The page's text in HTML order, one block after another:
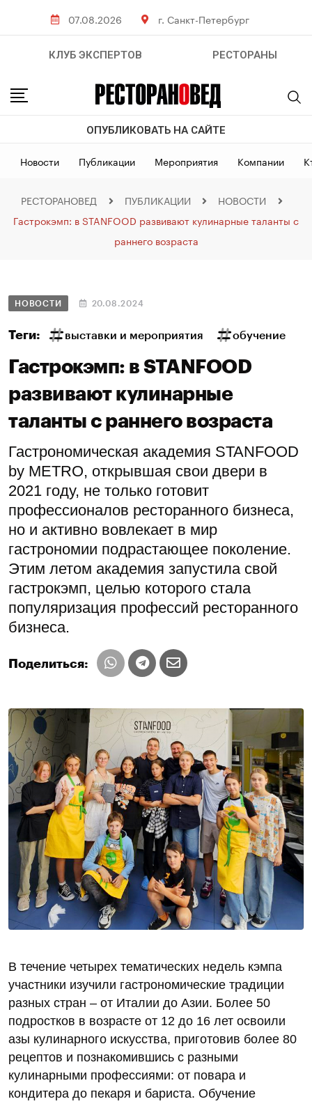
07.08.2026 г. Санкт-Петербург
КЛУБ ЭКСПЕРТОВ РЕСТОРАНЫ
ОПУБЛИКОВАТЬ НА САЙТЕ
Новости Публикации Мероприятия Компании
РЕСТОРАНОВЕД ПУБЛИКАЦИИ
НОВОСТИ
Гастрокэмп: в STANFOOD развивают кулинарные таланты с
раннего возраста
НОВОСТИ 20.08.2024
Теги: выставки и мероприятия обучение
Гастрокэмп: в STANFOOD
развивают кулинарные
таланты с раннего возраста
Гастрономическая академия STANFOOD
by METRO, открывшая свои двери в
2021 году, не только готовит
профессионалов ресторанного бизнеса,
но и активно вовлекает в мир
гастрономии подрастающее поколение.
Этим летом академия запустила свой
гастрокэмп, целью которого стала
популяризация профессий ресторанного
бизнеса.
Поделиться:
В течение четырех тематических недель кэмпа
участники изучили гастрономические традиции
разных стран – от Италии до Азии. Более 50
подростков в возрасте от 12 до 16 лет освоили
азы кулинарного искусства, приготовив более 80
рецептов и познакомившись с разными
кулинарными профессиями: от повара и
кондитера до пекаря и бариста. Обучение